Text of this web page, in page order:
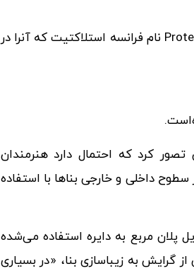
«مقرنس موتیف تزئینی است که فرم آن استالاکتیتها را به یاد می‌آورد Protencyd نام فرانسه استلاکتیت که آنرا در
کرد که احتمال دارد هنرمندان
داخلی و خارجی بناها با استفاده
پلان مربع به دایره استفاده می‌شده
گرایش به زیباسازی بنا، «در بسیاری